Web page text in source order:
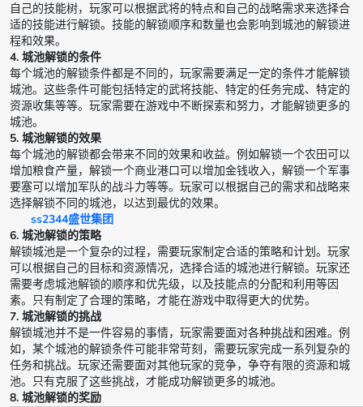
自己的技能树，玩家可以根据武将的特点和自己的战略需求来选择合
适的技能进行解锁。技能的解锁顺序和数量也会影响到城池的解锁进
程和效果。
4. 城池解锁的条件
每个城池的解锁条件都是不同的，玩家需要满足一定的条件才能解锁
城池。这些条件可能包括特定的武将技能、特定的任务完成、特定的
资源收集等等。玩家需要在游戏中不断探索和努力，才能解锁更多的
城池。
5. 城池解锁的效果
每个城池的解锁都会带来不同的效果和收益。例如解锁一个农田可以
增加粮食产量，解锁一个商业港口可以增加金钱收入，解锁一个军事
要塞可以增加军队的战斗力等等。玩家可以根据自己的需求和战略来
选择解锁不同的城池，以达到最优的效果。
ss2344盛世集团
6. 城池解锁的策略
解锁城池是一个复杂的过程，需要玩家制定合适的策略和计划。玩家
可以根据自己的目标和资源情况，选择合适的城池进行解锁。玩家还
需要考虑城池解锁的顺序和优先级，以及技能点的分配和利用等因
素。只有制定了合理的策略，才能在游戏中取得更大的优势。
7. 城池解锁的挑战
解锁城池并不是一件容易的事情，玩家需要面对各种挑战和困难。例
如，某个城池的解锁条件可能非常苛刻，需要玩家完成一系列复杂的
任务和挑战。玩家还需要面对其他玩家的竞争，争夺有限的资源和城
池。只有克服了这些挑战，才能成功解锁更多的城池。
8. 城池解锁的奖励